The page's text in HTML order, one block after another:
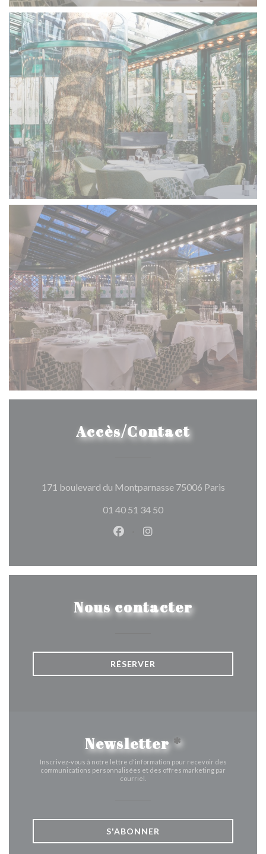
Accès/Contact
171 boulevard du Montparnasse 75006 Paris((ouvre
01 40 51 34 50
Facebook ((ouvre une
Instagram ((ouvre une
Nous contacter
RÉSERVER
Newsletter*
Inscrivez-vous à notre lettre d'information pour recevoir des
communications personnalisées et des offres marketing par
courriel.
S'ABONNER